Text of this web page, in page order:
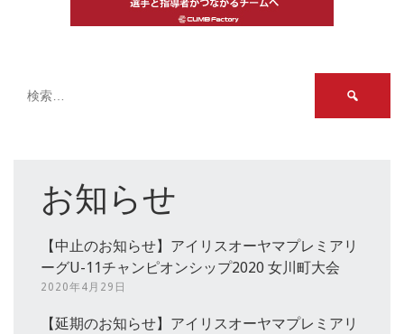
お知らせ
【中止のお知らせ】アイリスオーヤマプレミアリ
ーグU-11チャンピオンシップ2020 女川町大会
2020年4月29日
【延期のお知らせ】アイリスオーヤマプレミアリ